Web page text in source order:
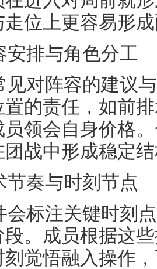
走位上更容易形
安排与角色分工
见对阵容的建议
的责任，如前
领会自身价格
战中形成稳定
节奏与时刻节点
会标注关键时刻
段。成员根据这
觉悟融入操作